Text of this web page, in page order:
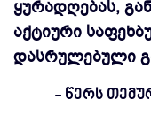
ყურადღებას,
აქტიური
დასრულებული
- წერს